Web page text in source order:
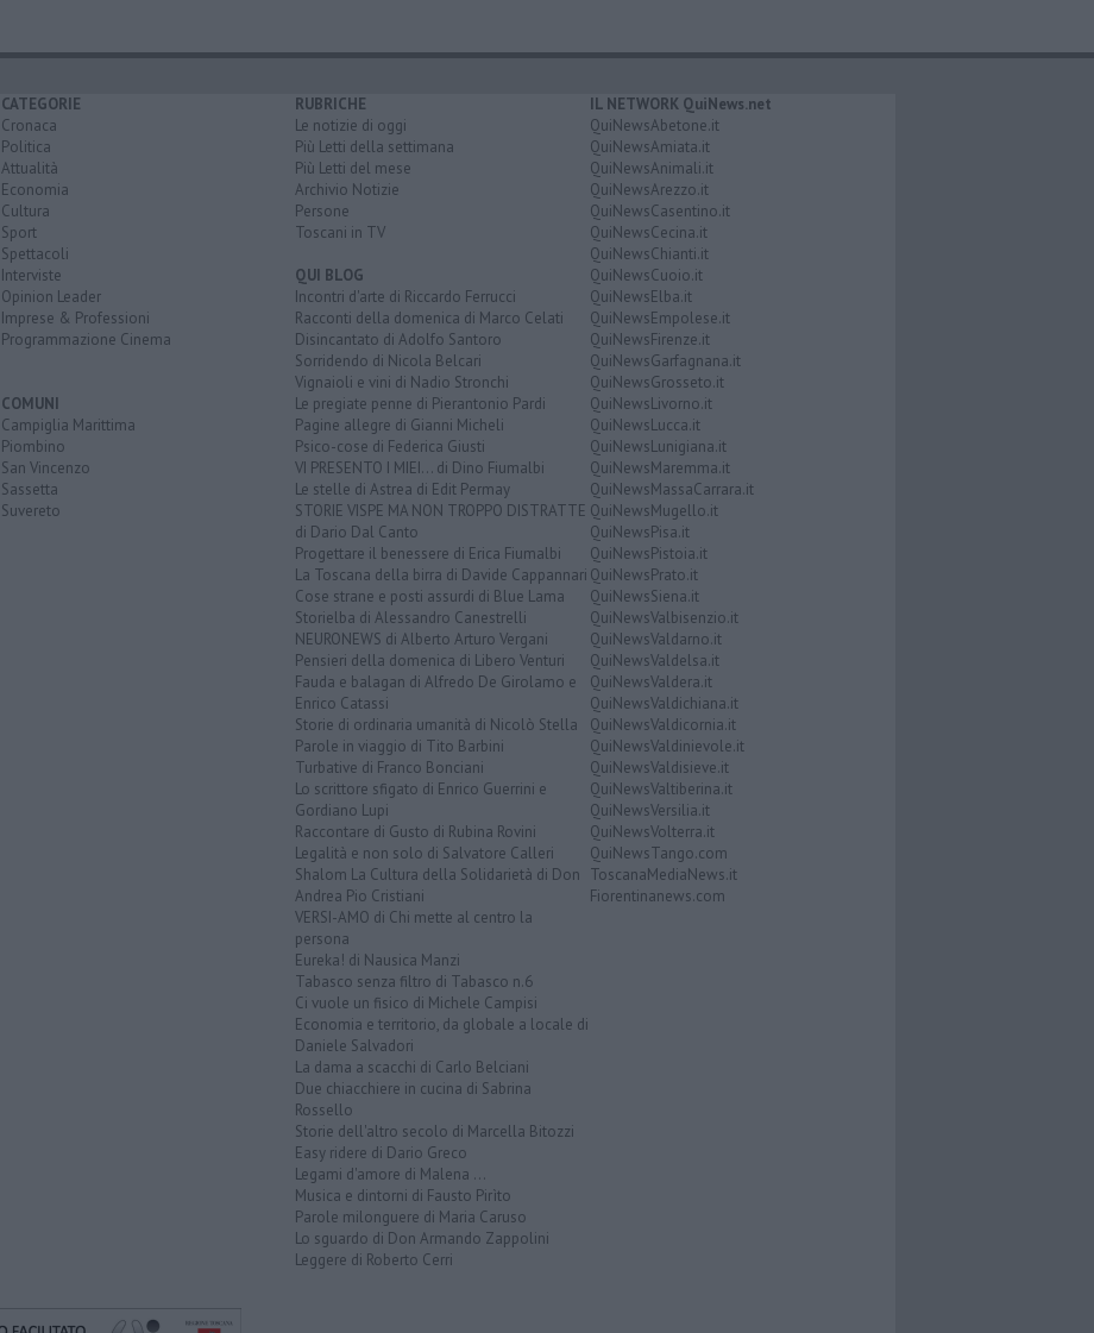
CATEGORIE
Cronaca
Politica
Attualità
Economia
Cultura
Sport
Spettacoli
Interviste
Opinion Leader
Imprese & Professioni
Programmazione Cinema
COMUNI
Campiglia Marittima
Piombino
San Vincenzo
Sassetta
Suvereto
RUBRICHE
Le notizie di oggi
Più Letti della settimana
Più Letti del mese
Archivio Notizie
Persone
Toscani in TV
QUI BLOG
Incontri d'arte di Riccardo Ferrucci
Racconti della domenica di Marco Celati
Disincantato di Adolfo Santoro
Sorridendo di Nicola Belcari
Vignaioli e vini di Nadio Stronchi
Le pregiate penne di Pierantonio Pardi
Pagine allegre di Gianni Micheli
Psico-cose di Federica Giusti
VI PRESENTO I MIEI... di Dino Fiumalbi
Le stelle di Astrea di Edit Permay
STORIE VISPE MA NON TROPPO DISTRATTE
di Dario Dal Canto
Progettare il benessere di Erica Fiumalbi
La Toscana della birra di Davide Cappannari
Cose strane e posti assurdi di Blue Lama
Storielba di Alessandro Canestrelli
NEURONEWS di Alberto Arturo Vergani
Pensieri della domenica di Libero Venturi
Fauda e balagan di Alfredo De Girolamo e
Enrico Catassi
Storie di ordinaria umanità di Nicolò Stella
Parole in viaggio di Tito Barbini
Turbative di Franco Bonciani
Lo scrittore sfigato di Enrico Guerrini e
Gordiano Lupi
Raccontare di Gusto di Rubina Rovini
Legalità e non solo di Salvatore Calleri
Shalom La Cultura della Solidarietà di Don
Andrea Pio Cristiani
VERSI-AMO di Chi mette al centro la
persona
Eureka! di Nausica Manzi
Tabasco senza filtro di Tabasco n.6
Ci vuole un fisico di Michele Campisi
Economia e territorio, da globale a locale di
Daniele Salvadori
La dama a scacchi di Carlo Belciani
Due chiacchiere in cucina di Sabrina
Rossello
Storie dell'altro secolo di Marcella Bitozzi
Easy ridere di Dario Greco
Legami d'amore di Malena ...
Musica e dintorni di Fausto Pirìto
Parole milonguere di Maria Caruso
Lo sguardo di Don Armando Zappolini
Leggere di Roberto Cerri
IL NETWORK QuiNews.net
QuiNewsAbetone.it
QuiNewsAmiata.it
QuiNewsAnimali.it
QuiNewsArezzo.it
QuiNewsCasentino.it
QuiNewsCecina.it
QuiNewsChianti.it
QuiNewsCuoio.it
QuiNewsElba.it
QuiNewsEmpolese.it
QuiNewsFirenze.it
QuiNewsGarfagnana.it
QuiNewsGrosseto.it
QuiNewsLivorno.it
QuiNewsLucca.it
QuiNewsLunigiana.it
QuiNewsMaremma.it
QuiNewsMassaCarrara.it
QuiNewsMugello.it
QuiNewsPisa.it
QuiNewsPistoia.it
QuiNewsPrato.it
QuiNewsSiena.it
QuiNewsValbisenzio.it
QuiNewsValdarno.it
QuiNewsValdelsa.it
QuiNewsValdera.it
QuiNewsValdichiana.it
QuiNewsValdicornia.it
QuiNewsValdinievole.it
QuiNewsValdisieve.it
QuiNewsValtiberina.it
QuiNewsVersilia.it
QuiNewsVolterra.it
QuiNewsTango.com
ToscanaMediaNews.it
Fiorentinanews.com